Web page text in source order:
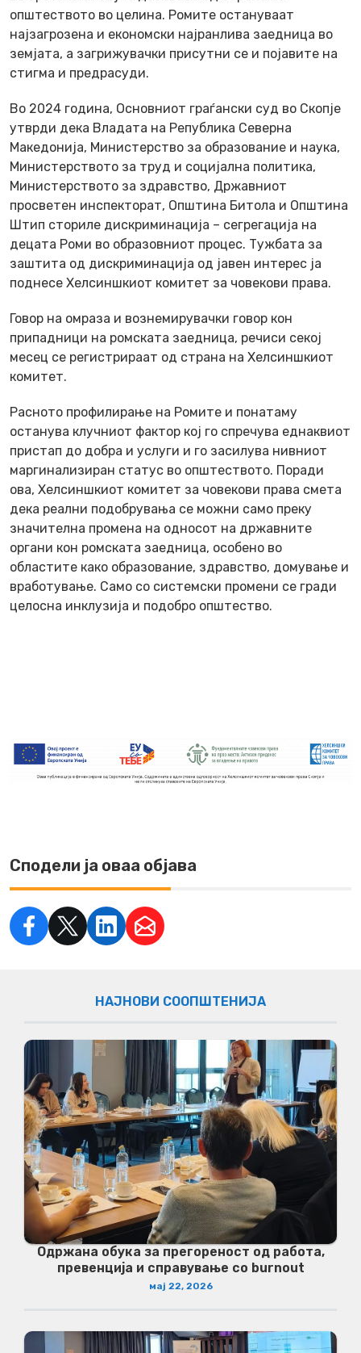
општеството во целина. Ромите остануваат
најзагрозена и економски најранлива заедница во
земјата, а загрижувачки присутни се и појавите на
стигма и предрасуди.
Во 2024 година, Основниот граѓански суд во Скопје
утврди дека Владата на Република Северна
Македонија, Министерство за образование и наука,
Министерството за труд и социјална политика,
Министерството за здравство, Државниот
просветен инспекторат, Општина Битола и Општина
Штип сториле дискриминација – сегрегација на
децата Роми во образовниот процес. Тужбата за
заштита од дискриминација од јавен интерес ја
поднесе Хелсиншкиот комитет за човекови права.
Говор на омраза и вознемирувачки говор кон
припадници на ромската заедница, речиси секој
месец се регистрираат од страна на Хелсиншкиот
комитет.
Расното профилирање на Ромите и понатаму
останува клучниот фактор кој го спречува еднаквиот
пристап до добра и услуги и го засилува нивниот
маргинализиран статус во општеството. Поради
ова, Хелсиншкиот комитет за човекови права смета
дека реални подобрувања се можни само преку
значителна промена на односот на државните
органи кон ромската заедница, особено во
областите како образование, здравство, домување и
вработување. Само со системски промени се гради
целосна инклузија и подобро општество.
Сподели ја оваа објава
НАЈНОВИ СООПШТЕНИЈА
Одржана обука за прегореност од работа,
превенција и справување со burnout
мај 22, 2026